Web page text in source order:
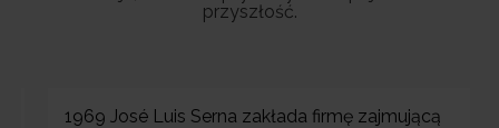
przyszłość.
1969 José Luis Serna zakłada firmę zajmującą